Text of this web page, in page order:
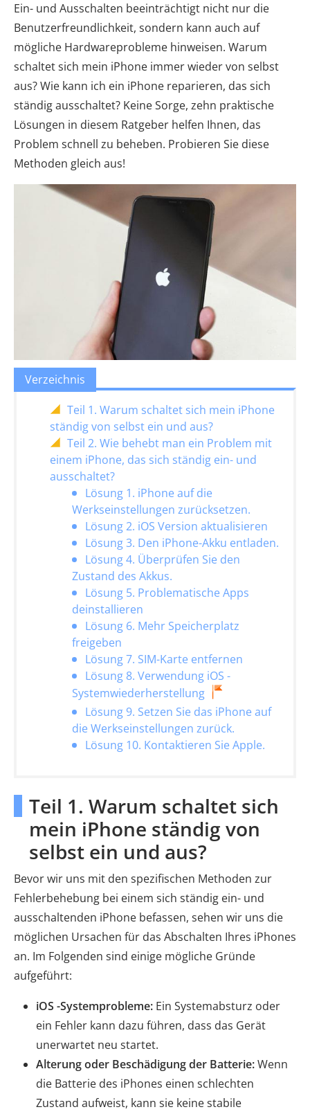
Ein- und Ausschalten beeinträchtigt nicht nur die
Benutzerfreundlichkeit, sondern kann auch auf
mögliche Hardwareprobleme hinweisen. Warum
schaltet sich mein iPhone immer wieder von selbst
aus? Wie kann ich ein iPhone reparieren, das sich
ständig ausschaltet? Keine Sorge, zehn praktische
Lösungen in diesem Ratgeber helfen Ihnen, das
Problem schnell zu beheben. Probieren Sie diese
Methoden gleich aus!
Verzeichnis
Teil 1. Warum schaltet sich mein iPhone
ständig von selbst ein und aus?
Teil 2. Wie behebt man ein Problem mit
einem iPhone, das sich ständig ein- und
ausschaltet?
Lösung 1. iPhone auf die
Werkseinstellungen zurücksetzen.
Lösung 2. iOS Version aktualisieren
Lösung 3. Den iPhone-Akku entladen.
Lösung 4. Überprüfen Sie den
Zustand des Akkus.
Lösung 5. Problematische Apps
deinstallieren
Lösung 6. Mehr Speicherplatz
freigeben
Lösung 7. SIM-Karte entfernen
Lösung 8. Verwendung iOS -
Systemwiederherstellung
Lösung 9. Setzen Sie das iPhone auf
die Werkseinstellungen zurück.
Lösung 10. Kontaktieren Sie Apple.
Teil 1. Warum schaltet sich
mein iPhone ständig von
selbst ein und aus?
Bevor wir uns mit den spezifischen Methoden zur
Fehlerbehebung bei einem sich ständig ein- und
ausschaltenden iPhone befassen, sehen wir uns die
möglichen Ursachen für das Abschalten Ihres iPhones
an. Im Folgenden sind einige mögliche Gründe
aufgeführt:
iOS -Systemprobleme: Ein Systemabsturz oder
ein Fehler kann dazu führen, dass das Gerät
unerwartet neu startet.
Alterung oder Beschädigung der Batterie:Wenn
die Batterie des iPhones einen schlechten
Zustand aufweist, kann sie keine stabile